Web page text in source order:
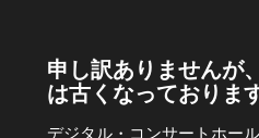
申し訳ありませんが
は古くなっておりま
デジタル・コンサートホー